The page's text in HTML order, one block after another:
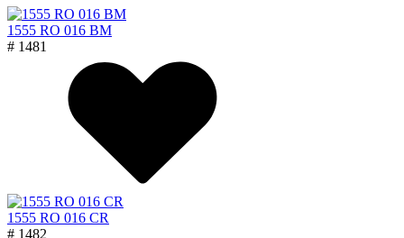
1555 RO 016 BM
# 1481
1555 RO 016 CR
# 1482